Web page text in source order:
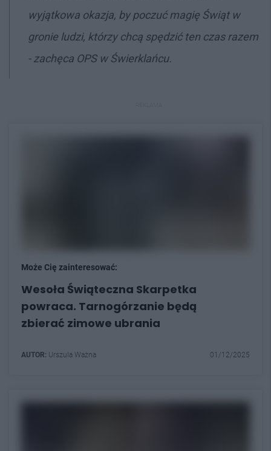
wyjątkowa okazja, by poczuć magię Świąt w
gronie ludzi, którzy chcą spędzić ten czas razem
- zachęca OPS w Świerklańcu.
Może Cię zainteresować:
Wesoła Świąteczna Skarpetka
powraca. Tarnogórzanie będą
zbierać zimowe ubrania
AUTOR: Urszula Ważna 01/12/2025